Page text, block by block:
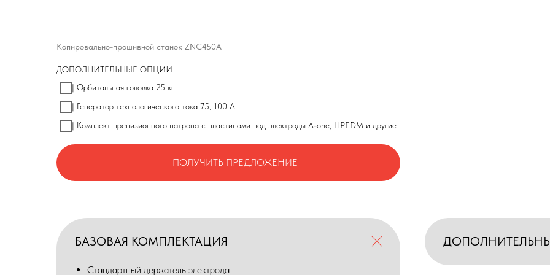
Копировально-прошивной станок ZNC450A
ДОПОЛНИТЕЛЬНЫЕ ОПЦИИ
| Орбитальная головка 25 кг
| Генератор технологического тока 75, 100 А
| Комплект прецизионного патрона с пластинами под электроды A-one, HPEDM и другие
ПОЛУЧИТЬ ПРЕДЛОЖЕНИЕ
БАЗОВАЯ КОМПЛЕКТАЦИЯ
Стандартный держатель электрода